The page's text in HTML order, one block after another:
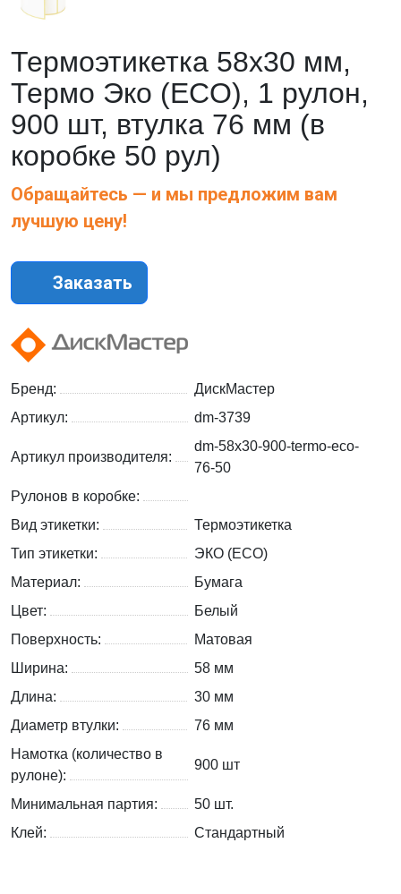
Термоэтикетка 58х30 мм,
Термо Эко (ECO), 1 рулон,
900 шт, втулка 76 мм (в
коробке 50 рул)
Обращайтесь — и мы предложим вам
лучшую цену!
Заказать
Бренд:
ДискМастер
Артикул:
dm-3739
Артикул производителя:
dm-58x30-900-termo-eco-
76-50
Рулонов в коробке:
Вид этикетки:
Термоэтикетка
Тип этикетки:
ЭКО (ECO)
Материал:
Бумага
Цвет:
Белый
Поверхность:
Матовая
Ширина:
58 мм
Длина:
30 мм
Диаметр втулки:
76 мм
Намотка (количество в
рулоне):
900 шт
Минимальная партия:
50 шт.
Клей:
Стандартный